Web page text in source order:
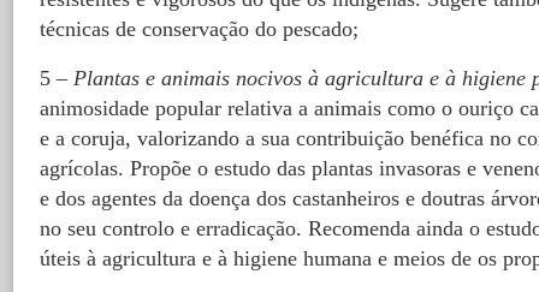
técnicas de conservação do pescado;
5 – Plantas e animais nocivos à agricultura e à higiene
animosidade popular relativa a animais como o ouriço
e a coruja, valorizando a sua contribuição benéfica no
agrícolas. Propõe o estudo das plantas invasoras e
e dos agentes da doença dos castanheiros e doutras
no seu controlo e erradicação. Recomenda ainda o
úteis à agricultura e à higiene humana e meios de os